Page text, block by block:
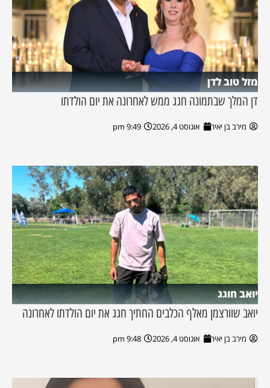
מזל טוב לדן
דן המלך שבתמונה חגג ממש לאחרונה את יום הולדתו
מירב בן יאיר אוגוסט 4, 2026 9:49 pm
יואב חוגג
יואב שוורצמן מאלף הכלבים החתיך חגג את יום הולדתו לאחרונה
מירב בן יאיר אוגוסט 4, 2026 9:48 pm